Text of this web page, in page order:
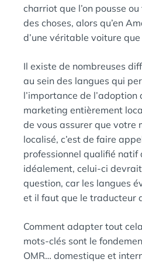
charriot que l’on pousse
des choses, alors qu’en
d’une véritable voiture que
Il existe de nombreuses
au sein des langues qui
l’importance de l’adoption
marketing entièrement
de vous assurer que votre
localisé, c’est de faire
professionnel qualifié natif
idéalement, celui-ci
question, car les langues
et il faut que le traducteur
Comment adapter tout cela
mots-clés sont le
OMR… domestique et